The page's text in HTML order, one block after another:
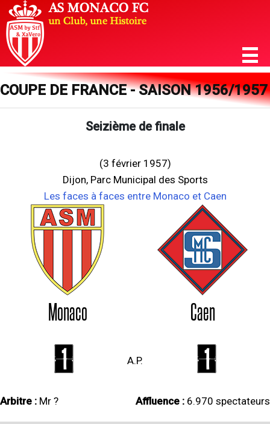
COUPE DE FRANCE - SAISON 1956/1957
Seizième de finale
(3 février 1957)
Dijon, Parc Municipal des Sports
Les faces à faces entre Monaco et Caen
Monaco Caen
1 A.P. 1
Arbitre : Mr ? Affluence : 6.970 spectateurs